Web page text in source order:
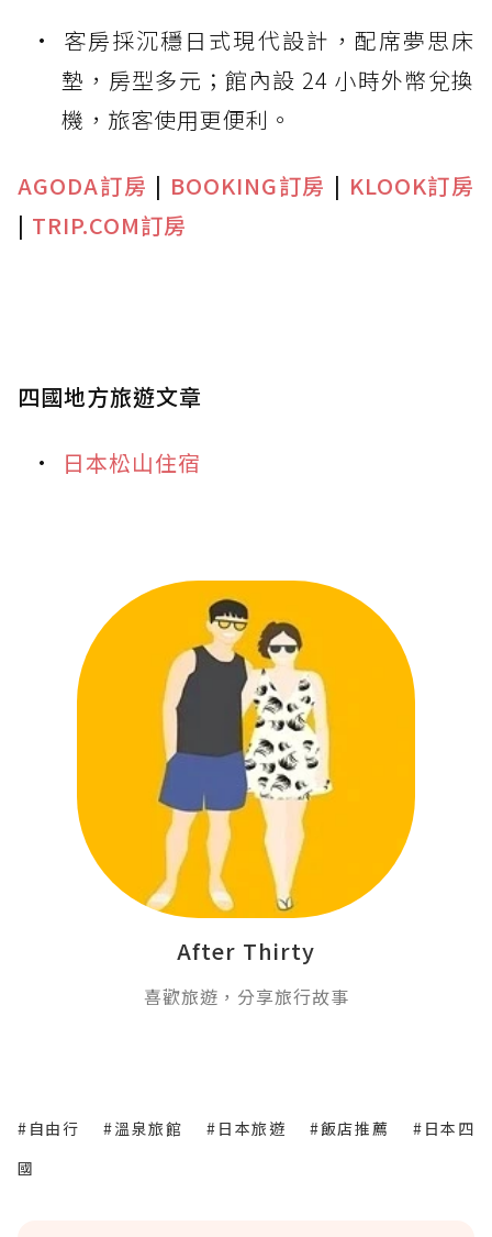
客房採沉穩日式現代設計，配席夢思床
墊，房型多元；館內設 24 小時外幣兌換
機，旅客使用更便利。
AGODA訂房 | BOOKING訂房 | KLOOK訂房
| TRIP.COM訂房
四國地方旅遊文章
日本松山住宿
After Thirty
喜歡旅遊，分享旅行故事
#自由行 #溫泉旅館 #日本旅遊 #飯店推薦
#日本四
國